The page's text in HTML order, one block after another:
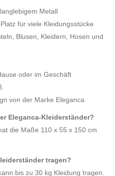
Metall
für viele Kleidungsstücke
Blusen, Kleidern, Hosen und
oder im Geschäft
von der Marke Eleganca
Eleganca-Kleiderständer?
die Maße 110 x 55 x 150 cm
tragen?
bis zu 30 kg Kleidung tragen.